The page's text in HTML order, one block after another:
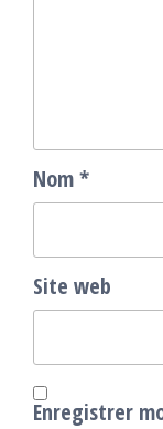
Nom*
Site web
Enregistrer